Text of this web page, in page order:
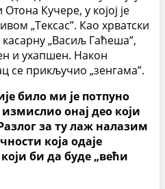
Кучере, у којој је
„Тексас”. Као хрватски
„Васиљ Гаћеша”,
и ухапшен. Након
се прикључио „зенгама”.
било ми је потпуно
измислио онај део који
за ту лаж налазим
која одаје
би да буде „већи